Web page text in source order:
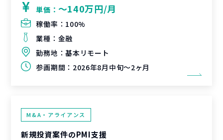
単価： 〜140万円/月
稼働率： 100%
業種： 金融
勤務地：基本リモート
参画期間： 2026年8月中旬～2ヶ月
M&A・アライアンス
新規投資案件のPMI支援